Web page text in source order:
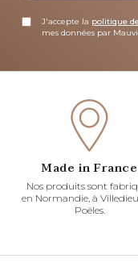
J'accepte la politique
mes données par
Made in France
Nos produits sont
en Normandie, à
Poêles.